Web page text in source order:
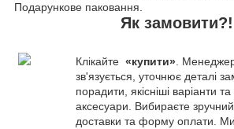
Подарункове паковання.
Як замовити?!
Клікайте «купити» .
зв'язується, уточнює деталі
порадити, якісніші варіанти та
аксесуари. Вибираєте
доставки та форму оплати.